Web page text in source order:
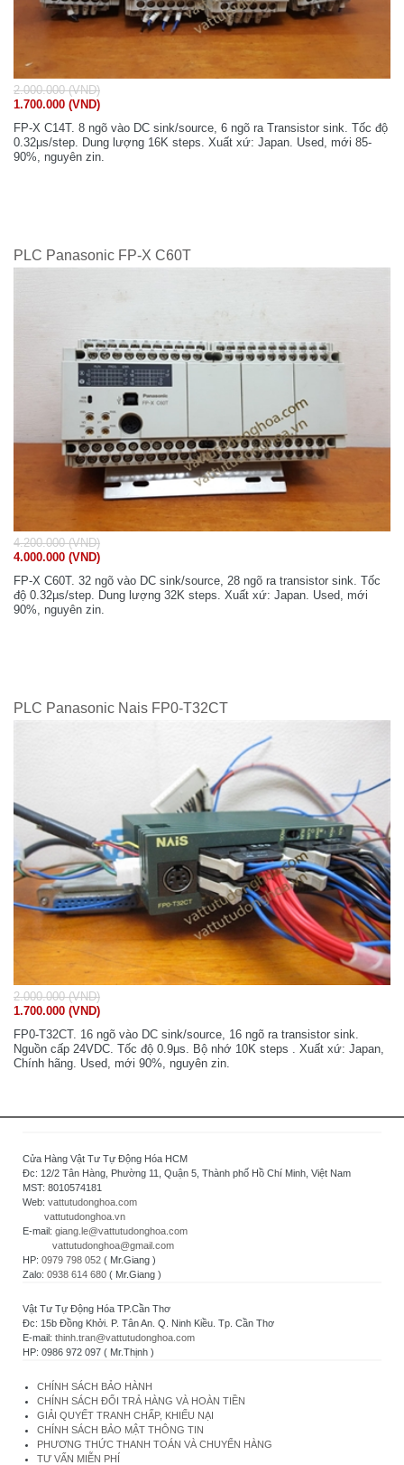
2.000.000 (VND)
1.700.000 (VND)
FP-X C14T. 8 ngõ vào DC sink/source, 6 ngõ ra Transistor sink. Tốc độ
0.32μs/step. Dung lượng 16K steps. Xuất xứ: Japan. Used, mới 85-
90%, nguyên zin.
PLC Panasonic FP-X C60T
4.200.000 (VND)
4.000.000 (VND)
FP-X C60T. 32 ngõ vào DC sink/source, 28 ngõ ra transistor sink. Tốc
độ 0.32µs/step. Dung lượng 32K steps. Xuất xứ: Japan. Used, mới
90%, nguyên zin.
PLC Panasonic Nais FP0-T32CT
2.000.000 (VND)
1.700.000 (VND)
FP0-T32CT. 16 ngõ vào DC sink/source, 16 ngõ ra transistor sink.
Nguồn cấp 24VDC. Tốc độ 0.9μs. Bộ nhớ 10K steps . Xuất xứ: Japan,
Chính hãng. Used, mới 90%, nguyên zin.
Cửa Hàng Vật Tư Tự Động Hóa HCM
Đc: 12/2 Tân Hàng, Phường 11, Quận 5, Thành phố Hồ Chí Minh, Việt Nam
MST: 8010574181
Web: vattutudonghoa.com
vattutudonghoa.vn
E-mail: giang.le@vattutudonghoa.com
vattutudonghoa@gmail.com
HP: 0979 798 052 ( Mr.Giang )
Zalo: 0938 614 680 ( Mr.Giang )
Vật Tư Tự Động Hóa TP.Cần Thơ
Đc: 15b Đồng Khởi. P. Tân An. Q. Ninh Kiều. Tp. Cần Thơ
E-mail: thinh.tran@vattutudonghoa.com
HP: 0986 972 097 ( Mr.Thịnh )
CHÍNH SÁCH BẢO HÀNH
CHÍNH SÁCH ĐỔI TRẢ HÀNG VÀ HOÀN TIỀN
GIẢI QUYẾT TRANH CHẤP, KHIẾU NẠI
CHÍNH SÁCH BẢO MẬT THÔNG TIN
PHƯƠNG THỨC THANH TOÁN VÀ CHUYỂN HÀNG
TƯ VẤN MIỄN PHÍ